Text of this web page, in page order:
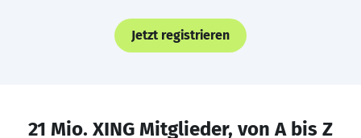
Jetzt registrieren
21 Mio. XING Mitglieder, von A bis Z